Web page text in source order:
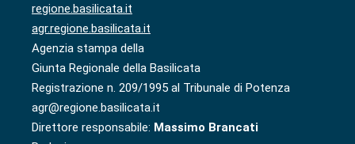
regione.basilicata.it
agr.regione.basilicata.it
Agenzia stampa della
Giunta Regionale della Basilicata
Registrazione n. 209/1995 al Tribunale di Potenza
agr@regione.basilicata.it
Direttore responsabile: Massimo Brancati